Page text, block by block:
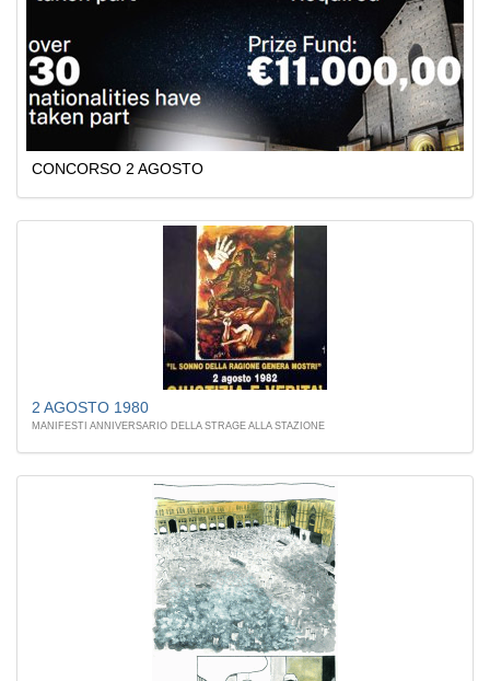
CONCORSO 2 AGOSTO
2 AGOSTO 1980
MANIFESTI ANNIVERSARIO DELLA STRAGE ALLA STAZIONE